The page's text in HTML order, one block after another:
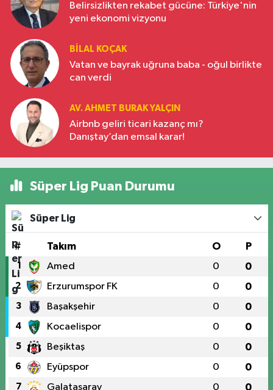
Belirsizlikten rekabet gücüne: Türkiye'nin
yeni ekonomi vizyonu
BILAL KOÇAK
Vatan ve bayrak uğruna baba - oğul birlikte
can verdi
AV. AHMET BURAK YALÇIN
Airbnb geliri ticari kazanç mı?
Danıştay’dan emsal karar!
Süper Lig Puan Durumu
Süper Lig
# Takım O P
1 Amed 0 0
2 Erzurumspor FK 0 0
3 Başakşehir 0 0
4 Kocaelispor 0 0
5 Beşiktaş 0 0
6 Eyüpspor 0 0
7 Galatasaray 0 0